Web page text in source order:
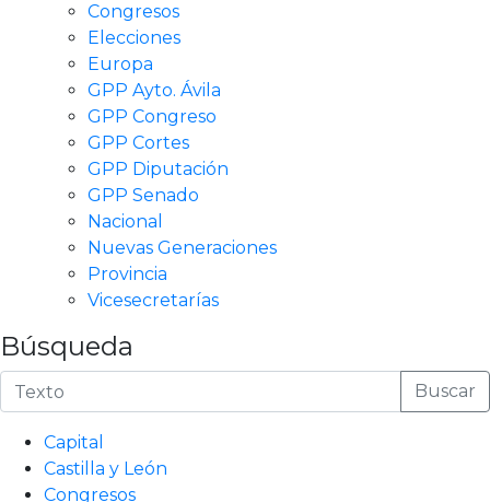
Congresos
Elecciones
Europa
GPP Ayto. Ávila
GPP Congreso
GPP Cortes
GPP Diputación
GPP Senado
Nacional
Nuevas Generaciones
Provincia
Vicesecretarías
Búsqueda
Buscar
Capital
Castilla y León
Congresos